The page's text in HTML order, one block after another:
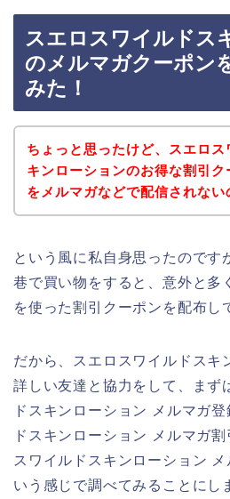
スエロスワイルドス
のメルマガクーポン
みた！
ちょっと思ったけど、スエロス
キンローションのお得な割引ク
をメルマガなどで配信されない
という風に私自身思ったのです
巷で買い物をすると、意外と多
を使った割引クーポンを配布し
だから、スエロスワイルドスキ
詳しい友達と協力をして、まず
ドスキンローション メルマガ
ドスキンローション メルマガ
スワイルドスキンローション
いう感じで調べてみることにし